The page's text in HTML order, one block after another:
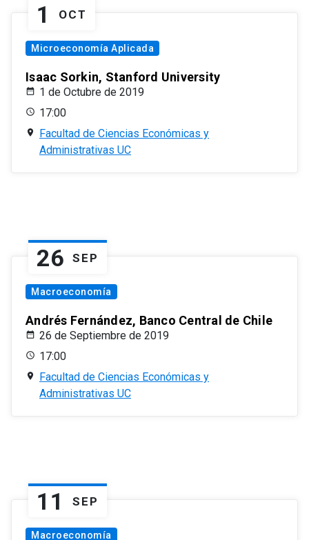
1 OCT
Microeconomía Aplicada
Isaac Sorkin, Stanford University
1 de Octubre de 2019
17:00
Facultad de Ciencias Económicas y
Administrativas UC
26 SEP
Macroeconomía
Andrés Fernández, Banco Central de Chile
26 de Septiembre de 2019
17:00
Facultad de Ciencias Económicas y
Administrativas UC
11 SEP
Macroeconomía